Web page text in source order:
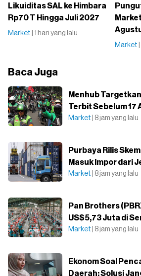
Likuiditas SAL ke Himbara
Rp70 T Hingga Juli 2027
Market | 1 hari yang lalu
Market
Baca Juga
Menhub
Terbit Sebelum 17
Market | 8 jam yang lalu
Purbaya Rilis
Masuk Impor dari
Market | 8 jam yang lalu
Pan Brothers
US$5,73 Juta di
Market | 8 jam yang lalu
Ekonom Soal
Daerah: Solusi